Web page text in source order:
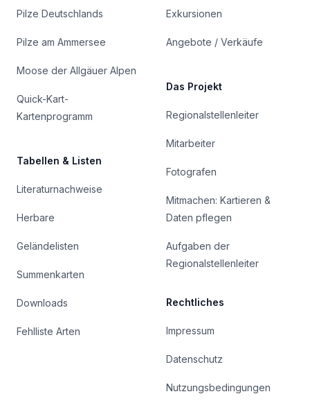
Pilze Deutschlands
Pilze am Ammersee
Moose der Allgäuer Alpen
Quick-Kart-
Kartenprogramm
Tabellen & Listen
Literaturnachweise
Herbare
Geländelisten
Summenkarten
Downloads
Fehlliste Arten
Exkursionen
Angebote / Verkäufe
Das Projekt
Regionalstellenleiter
Mitarbeiter
Fotografen
Mitmachen: Kartieren &
Daten pflegen
Aufgaben der
Regionalstellenleiter
Rechtliches
Impressum
Datenschutz
Nutzungsbedingungen